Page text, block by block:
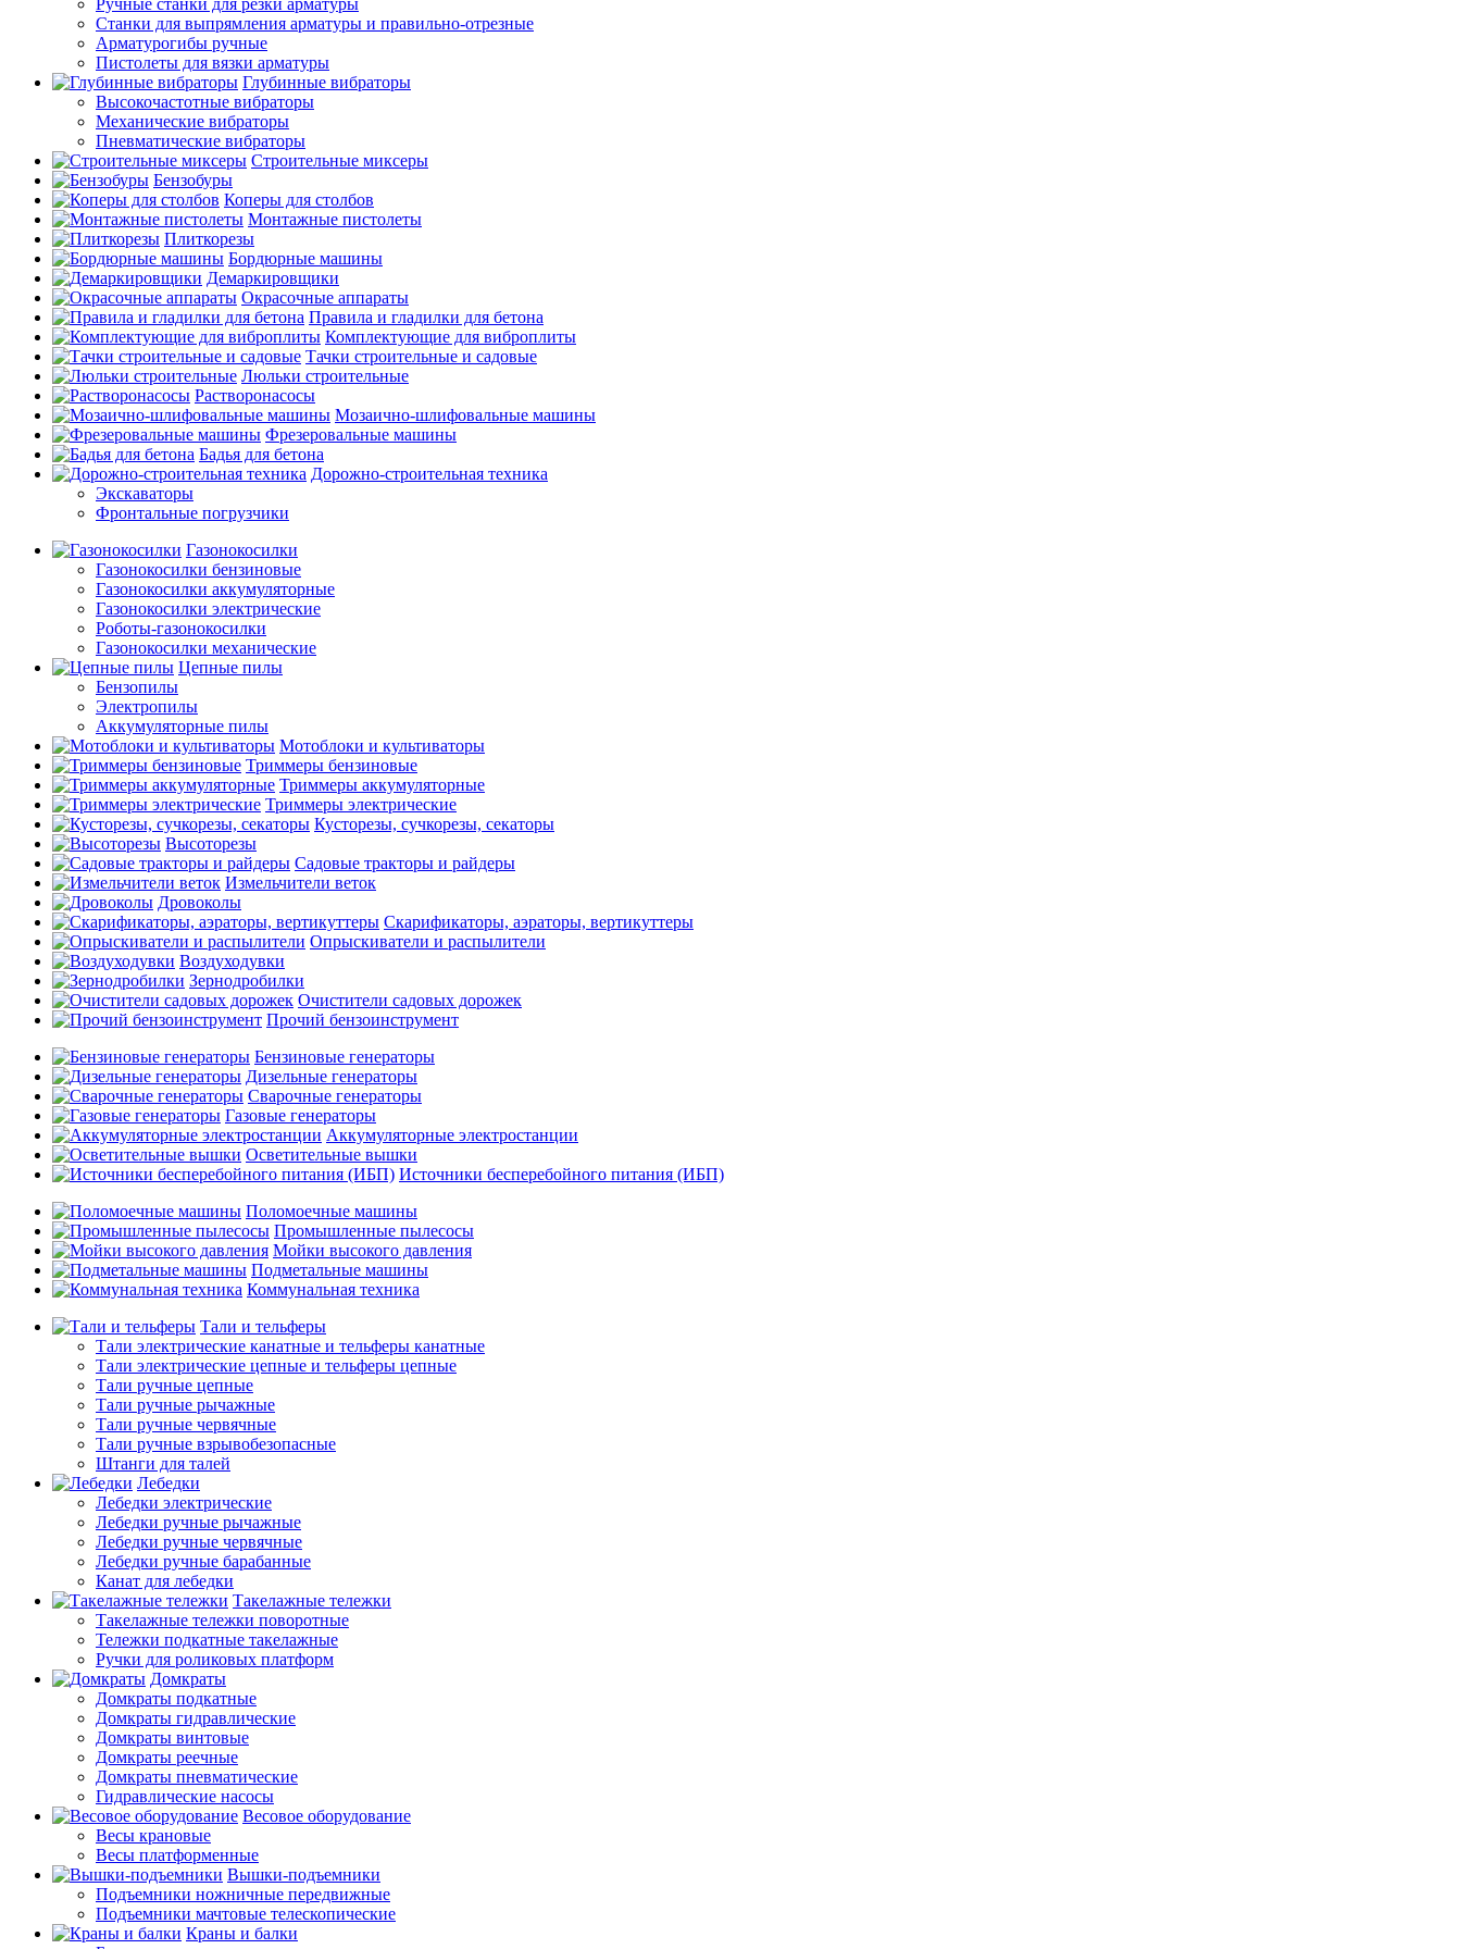
Ручные станки для резки арматуры
Станки для выпрямления арматуры и правильно-отрезные
Арматурогибы ручные
Пистолеты для вязки арматуры
Глубинные вибраторы
Высокочастотные вибраторы
Механические вибраторы
Пневматические вибраторы
Строительные миксеры
Бензобуры
Коперы для столбов
Монтажные пистолеты
Плиткорезы
Бордюрные машины
Демаркировщики
Окрасочные аппараты
Правила и гладилки для бетона
Комплектующие для виброплиты
Тачки строительные и садовые
Люльки строительные
Растворонасосы
Мозаично-шлифовальные машины
Фрезеровальные машины
Бадья для бетона
Дорожно-строительная техника
Экскаваторы
Фронтальные погрузчики
Газонокосилки
Газонокосилки бензиновые
Газонокосилки аккумуляторные
Газонокосилки электрические
Роботы-газонокосилки
Газонокосилки механические
Цепные пилы
Бензопилы
Электропилы
Аккумуляторные пилы
Мотоблоки и культиваторы
Триммеры бензиновые
Триммеры аккумуляторные
Триммеры электрические
Кусторезы, сучкорезы, секаторы
Высоторезы
Садовые тракторы и райдеры
Измельчители веток
Дровоколы
Скарификаторы, аэраторы, вертикуттеры
Опрыскиватели и распылители
Воздуходувки
Зернодробилки
Очистители садовых дорожек
Прочий бензоинструмент
Бензиновые генераторы
Дизельные генераторы
Сварочные генераторы
Газовые генераторы
Аккумуляторные электростанции
Осветительные вышки
Источники бесперебойного питания (ИБП)
Поломоечные машины
Промышленные пылесосы
Мойки высокого давления
Подметальные машины
Коммунальная техника
Тали и тельферы
Тали электрические канатные и тельферы канатные
Тали электрические цепные и тельферы цепные
Тали ручные цепные
Тали ручные рычажные
Тали ручные червячные
Тали ручные взрывобезопасные
Штанги для талей
Лебедки
Лебедки электрические
Лебедки ручные рычажные
Лебедки ручные червячные
Лебедки ручные барабанные
Канат для лебедки
Такелажные тележки
Такелажные тележки поворотные
Тележки подкатные такелажные
Ручки для роликовых платформ
Домкраты
Домкраты подкатные
Домкраты гидравлические
Домкраты винтовые
Домкраты реечные
Домкраты пневматические
Гидравлические насосы
Весовое оборудование
Весы крановые
Весы платформенные
Вышки-подъемники
Подъемники ножничные передвижные
Подъемники мачтовые телескопические
Краны и балки